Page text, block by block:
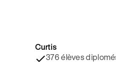
4.9/5 ⭐️
Curtis
376 élèves